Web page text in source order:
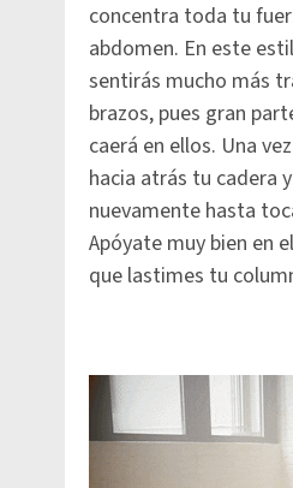
concentra toda tu
abdomen. En este
sentirás mucho más
brazos, pues gran
caerá en ellos. Una
hacia atrás tu cadera
nuevamente hasta
Apóyate muy bien en
que lastimes tu